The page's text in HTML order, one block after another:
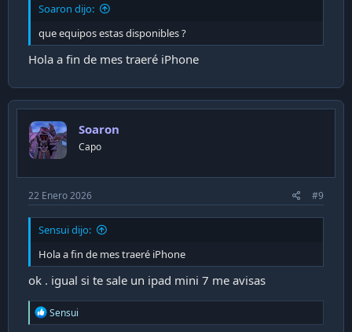
Soaron dijo:
que equipos estas disponibles ?
Hola a fin de mes traeré iPhone
Soaron
Capo
22 Enero 2026 #9
Sensui dijo:
Hola a fin de mes traeré iPhone
ok . igual si te sale un ipad mini 7 me avisas
R
e
Sensui